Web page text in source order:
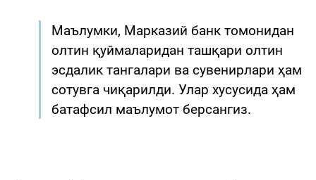
Маълумки, Марказий банк томонидан
олтин қуймаларидан ташқари олтин
эсдалик тангалари ва сувенирлари ҳам
сотувга чиқарилди. Улар хусусида ҳам
батафсил маълумот берсангиз.